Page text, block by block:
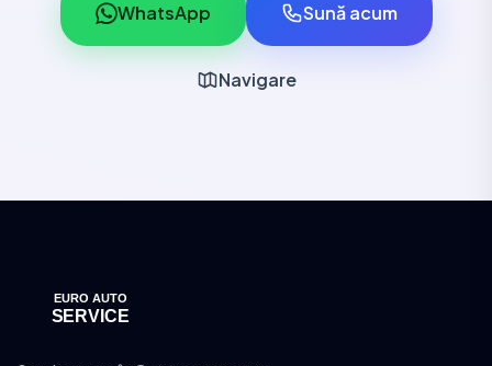
WhatsApp Sună acum
Navigare